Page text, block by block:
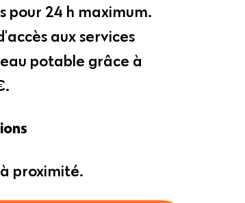
pour 24 h maximum.
aux services
potable grâce à
proximité.